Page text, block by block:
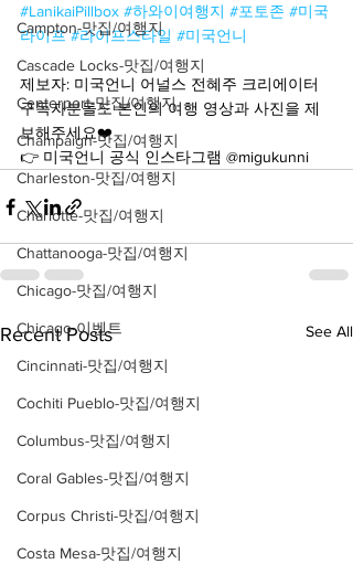
Campton-맛집/여행지
Cascade Locks-맛집/여행지
Centerport-맛집/여행지
Champaign-맛집/여행지
Charleston-맛집/여행지
Charlotte-맛집/여행지
Chattanooga-맛집/여행지
Chicago-맛집/여행지
Chicago-이벤트
Cincinnati-맛집/여행지
Cochiti Pueblo-맛집/여행지
Columbus-맛집/여행지
Coral Gables-맛집/여행지
Corpus Christi-맛집/여행지
Costa Mesa-맛집/여행지
#LanikaiPillbox #하와이여행지 #포토존 #미국
라이프 #라이프스타일 #미국언니
제보자: 미국언니 어널스 전혜주 크리에이터
구독자분들도 본인의 여행 영상과 사진을 제
보해주세요❤️
👉 미국언니 공식 인스타그램 @migukunni
Recent Posts See All